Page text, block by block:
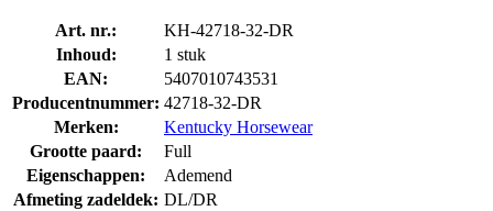
Art. nr.:
KH-42718-32-DR
Inhoud:
1 stuk
EAN:
5407010743531
Producentnummer: 42718-32-DR
Merken:
Kentucky Horsewear
Grootte paard:
Full
Eigenschappen:
Ademend
Afmeting zadeldek: DL/DR